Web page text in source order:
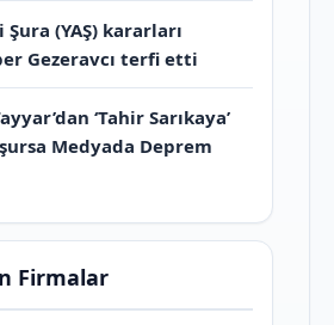
(YAŞ) kararları
Gezeravcı terfi etti
‘Tahir Sarıkaya’
Medyada Deprem
Firmalar